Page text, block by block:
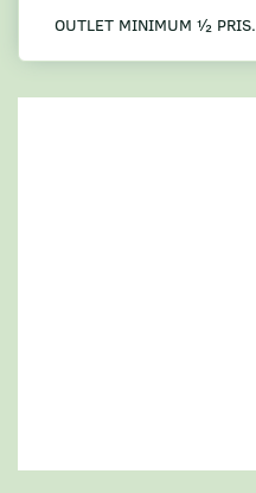
OUTLET MINIMUM ½ PRIS.